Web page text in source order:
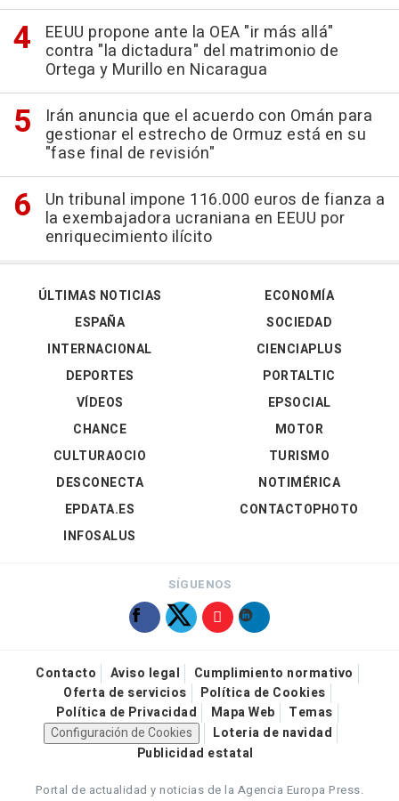
EEUU propone ante la OEA "ir más allá"
contra "la dictadura" del matrimonio de
Ortega y Murillo en Nicaragua
Irán anuncia que el acuerdo con Omán para
gestionar el estrecho de Ormuz está en su
"fase final de revisión"
Un tribunal impone 116.000 euros de fianza a
la exembajadora ucraniana en EEUU por
enriquecimiento ilícito
ÚLTIMAS NOTICIAS
ESPAÑA
INTERNACIONAL
DEPORTES
VÍDEOS
ECONOMÍA
SOCIEDAD
CIENCIAPLUS
PORTALTIC
EPSOCIAL
CHANCE
CULTURAOCIO
DESCONECTA
EPDATA.ES
INFOSALUS
MOTOR
TURISMO
NOTIMÉRICA
CONTACTOPHOTO
SÍGUENOS
Contacto Aviso legal
Cumplimiento normativo
Oferta de servicios
Política de Cookies
Política de Privacidad
Mapa Web
Temas
Configuración de Cookies
Loteria de navidad
Publicidad estatal
Portal de actualidad y noticias de la Agencia Europa Press.